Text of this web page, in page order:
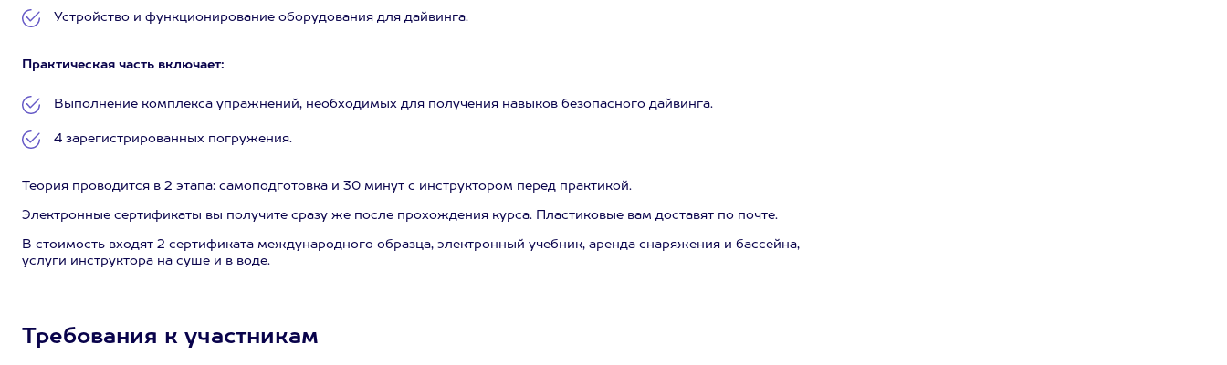
Устройство и функционирование оборудования для дайвинга.
Практическая часть включает:
Выполнение комплекса упражнений, необходимых для получения навыков безопасного дайвинга.
4 зарегистрированных погружения.
Теория проводится в 2 этапа: самоподготовка и 30 минут с инструктором перед практикой.
Электронные сертификаты вы получите сразу же после прохождения курса. Пластиковые вам доставят по почте.
В стоимость входят 2 сертификата международного образца, электронный учебник, аренда снаряжения и бассейна,
услуги инструктора на суше и в воде.
Требования к участникам